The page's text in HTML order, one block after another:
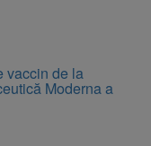
vaccin de la
Moderna a